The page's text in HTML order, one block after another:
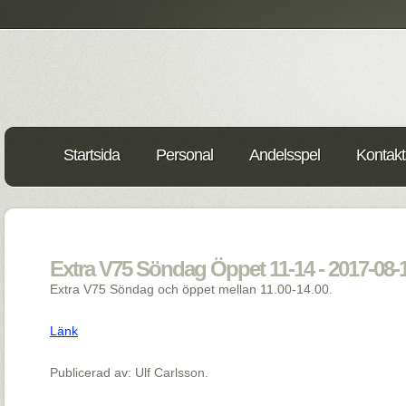
Startsida Personal Andelsspel
Extra V75 Söndag Öppet 11-14 - 2017-08-
Extra V75 Söndag och öppet mellan 11.00-14.00.
Länk
Publicerad av: Ulf Carlsson.